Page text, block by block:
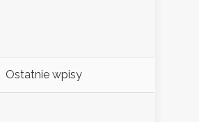
Ostatnie wpisy